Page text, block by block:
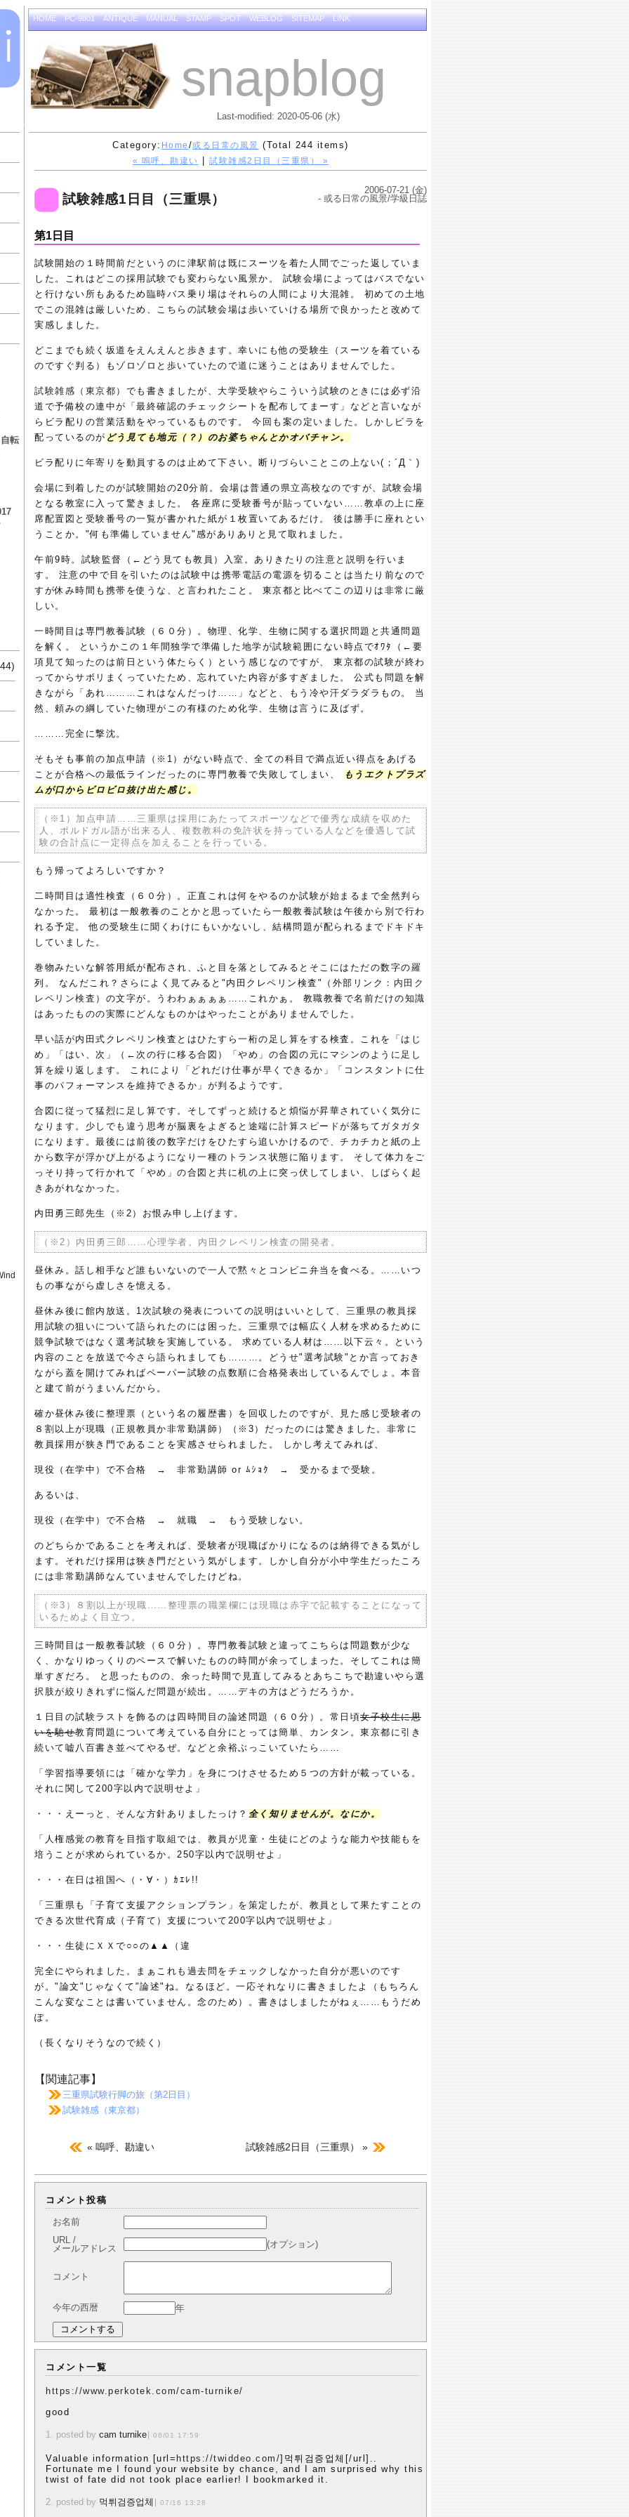
HOME PC-9801 ANTIQUE MANUAL STAMP SPOT WEBLOG SITEMAP LINK
snapblog
Last-modified: 2020-05-06 (水)
転
Category: Home /或る日常の風景 (Total 244 items)
« 嗚呼、勘違い |試験雑感2日目（三重県） »
試験雑感1日目（三重県）
2006-07-21 (金)
- 或る日常の風景/学級日誌
第1日目
試験開始の１時間前だというのに津駅前は既にスーツを着た人間でごった返していま
した。これはどこの採用試験でも変わらない風景か。 試験会場によってはバスでない
と行けない所もあるため臨時バス乗り場はそれらの人間により大混雑。 初めての土地
でこの混雑は厳しいため、こちらの試験会場は歩いていける場所で良かったと改めて
実感しました。
どこまでも続く坂道をえんえんと歩きます。幸いにも他の受験生（スーツを着ている
のですぐ判る）もゾロゾロと歩いていたので道に迷うことはありませんでした。
試験雑感（東京都） でも書きましたが、大学受験やらこういう試験のときには必ず沿
道で予備校の連中が「最終確認のチェックシートを配布してまーす」などと言いなが
らビラ配りの営業活動をやっているものです。 今回も案の定いました。しかしビラを
配っているのが どう見ても地元（？）のお婆ちゃんとかオバチャン。
ビラ配りに年寄りを動員するのは止めて下さい。断りづらいことこの上ない(；´Д｀)
会場に到着したのが試験開始の20分前。会場は普通の県立高校なのですが、試験会場
となる教室に入って驚きました。 各座席に受験番号が貼っていない……教卓の上に座
席配置図と受験番号の一覧が書かれた紙が１枚置いてあるだけ。 後は勝手に座れとい
うことか。"何も準備していません"感がありありと見て取れました。
午前9時。試験監督（←どう見ても教員）入室。ありきたりの注意と説明を行いま
す。 注意の中で目を引いたのは試験中は携帯電話の電源を切ることは当たり前なので
すが休み時間も携帯を使うな、と言われたこと。 東京都と比べてこの辺りは非常に厳
しい。
一時間目は専門教養試験（６０分）。物理、化学、生物に関する選択問題と共通問題
を解く。 というかこの１年間独学で準備した地学が試験範囲にない時点でｵﾜﾀ（←要
項見て知ったのは前日という体たらく）という感じなのですが、 東京都の試験が終わ
ってからサボリまくっていたため、忘れていた内容が多すぎました。 公式も問題を解
きながら「あれ………これはなんだっけ……」などと、もう冷や汗ダラダラもの。 当
然、頼みの綱していた物理がこの有様のため化学、生物は言うに及ばず。
………完全に撃沈。
そもそも事前の加点申請（※1）がない時点で、全ての科目で満点近い得点をあげる
ことが合格への最低ラインだったのに専門教養で失敗してしまい、
もうエクトプラズ
ムが口からビロビロ抜け出た感じ。
（※1）加点申請……三重県は採用にあたってスポーツなどで優秀な成績を収めた
人、ポルドガル語が出来る人、複数教科の免許状を持っている人などを優遇して試
験の合計点に一定得点を加えることを行っている。
もう帰ってよろしいですか？
二時間目は適性検査（６０分）。正直これは何をやるのか試験が始まるまで全然判ら
なかった。 最初は一般教養のことかと思っていたら一般教養試験は午後から別で行わ
れる予定。 他の受験生に聞くわけにもいかないし、結構問題が配られるまでドキドキ
していました。
巻物みたいな解答用紙が配布され、ふと目を落としてみるとそこにはただの数字の羅
列。 なんだこれ？さらによく見てみると"内田クレペリン検査"（外部リンク： 内田ク
レペリン検査 ）の文字が。うわわぁぁぁぁ……これかぁ。 教職教養で名前だけの知識
はあったものの実際にどんなものかはやったことがありませんでした。
早い話が内田式クレペリン検査とはひたすら一桁の足し算をする検査。これを「はじ
め」「はい、次」（←次の行に移る合図）「やめ」の合図の元にマシンのように足し
算を繰り返します。 これにより「どれだけ仕事が早くできるか」「コンスタントに仕
事のパフォーマンスを維持できるか」が判るようです。
合図に従って猛烈に足し算です。そしてずっと続けると煩悩が昇華されていく気分に
なります。少しでも違う思考が脳裏をよぎると途端に計算スピードが落ちてガタガタ
になります。最後には前後の数字だけをひたすら追いかけるので、チカチカと紙の上
から数字が浮かび上がるようになり一種のトランス状態に陥ります。 そして体力をご
っそり持って行かれて「やめ」の合図と共に机の上に突っ伏してしまい、しばらく起
きあがれなかった。
内田勇三郎先生（※2）お恨み申し上げます。
（※2）内田勇三郎……心理学者。内田クレペリン検査の開発者。
昼休み。話し相手など誰もいないので一人で黙々とコンビニ弁当を食べる。……いつ
もの事ながら虚しさを憶える。
昼休み後に館内放送。1次試験の発表についての説明はいいとして、三重県の教員採
用試験の狙いについて語られたのには困った。三重県では幅広く人材を求めるために
競争試験ではなく選考試験を実施している。 求めている人材は……以下云々。という
内容のことを放送で今さら語られましても………。どうせ"選考試験"とか言っておき
ながら蓋を開けてみればペーパー試験の点数順に合格発表出しているんでしょ。本音
と建て前がうまいんだから。
確か昼休み後に整理票（という名の履歴書）を回収したのですが、見た感じ受験者の
８割以上が現職（正規教員か非常勤講師）（※3）だったのには驚きました。非常に
教員採用が狭き門であることを実感させられました。 しかし考えてみれば、
現役（在学中）で不合格 → 非常勤講師 or ﾑｼｮｸ → 受かるまで受験。
あるいは、
現役（在学中）で不合格 → 就職 → もう受験しない。
のどちらかであることを考えれば、受験者が現職ばかりになるのは納得できる気がし
ます。それだけ採用は狭き門だという気がします。しかし自分が小中学生だったころ
には非常勤講師なんていませんでしたけどね。
（※3）８割以上が現職……整理票の職業欄には現職は赤字で記載することになって
いるためよく目立つ。
三時間目は一般教養試験（６０分）。専門教養試験と違ってこちらは問題数が少な
く、かなりゆっくりのペースで解いたものの時間が余ってしまった。そしてこれは簡
単すぎだろ。 と思ったものの、余った時間で見直してみるとあちこちで勘違いやら選
択肢が絞りきれずに悩んだ問題が続出。……デキの方はどうだろうか。
１日目の試験ラストを飾るのは四時間目の論述問題（６０分）。常日頃女子校生に思
いを馳せ教育問題について考えている自分にとっては簡単、カンタン。東京都に引き
続いて嘘八百書き並べてやるぜ。などと余裕ぶっこいていたら……
「学習指導要領には「確かな学力」を身につけさせるため５つの方針が載っている。
それに関して200字以内で説明せよ」
・・・えーっと、そんな方針ありましたっけ？ 全く知りませんが。なにか。
「人権感覚の教育を目指す取組では、教員が児童・生徒にどのような能力や技能もを
培うことが求められているか。250字以内で説明せよ」
・・・在日は祖国へ（・∀・）ｶｴﾚ!!
「三重県も「子育て支援アクションプラン」を策定したが、教員として果たすことの
できる次世代育成（子育て）支援について200字以内で説明せよ」
・・・生徒にＸＸで○○の▲▲（違
完全にやられました。まぁこれも過去問をチェックしなかった自分が悪いのです
が。"論文"じゃなくて"論述"ね。なるほど。一応それなりに書きましたよ（もちろん
こんな変なことは書いていません。念のため）。書きはしましたがねぇ……もうだめ
ぽ。
（長くなりそうなので続く）
【関連記事】
三重県試験行脚の旅（第2日目）
試験雑感（東京都）
« 嗚呼、勘違い 試験雑感2日目（三重県） »
コメント投稿
お名前
URL /
メールアドレス
(オプション)
コメント
今年の西暦 年
コメント一覧
https://www.perkotek.com/cam-turnike/
good
1. posted by cam turnike 06/01 17:59
Valuable information [url= https://twiddeo.com/]먹튀검증업체[/url]..
Fortunate me I found your website by chance, and I am surprised why this
twist of fate did not took place earlier! I bookmarked it.
2. posted by 먹튀검증업체 07/16 13:28